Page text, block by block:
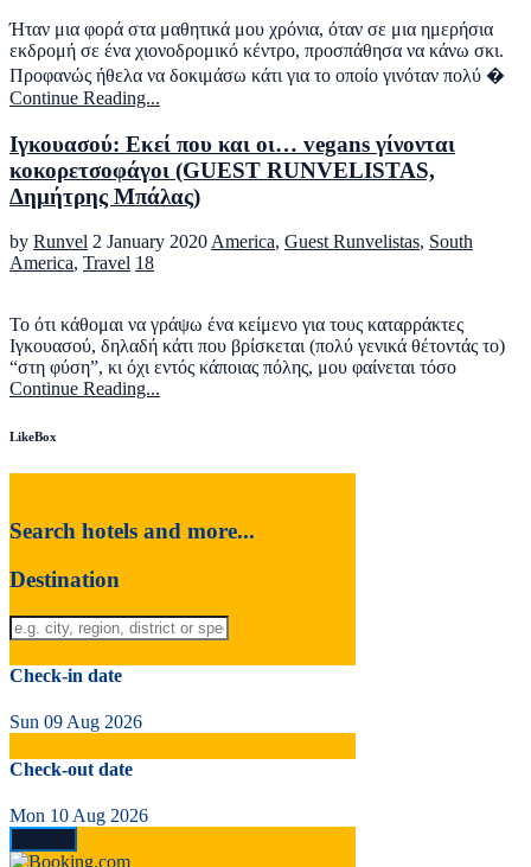
Ήταν μια φορά στα μαθητικά μου χρόνια, όταν σε μια ημερήσια
εκδρομή σε ένα χιονοδρομικό κέντρο, προσπάθησα να κάνω σκι.
Προφανώς ήθελα να δοκιμάσω κάτι για το οποίο γινόταν πολύ �
Continue Reading...
Ιγκουασού: Εκεί που και οι… vegans γίνονται
κοκορετσοφάγοι (GUEST RUNVELISTAS,
Δημήτρης Μπάλας)
by Runvel 2 January 2020America, Guest Runvelistas, South
America, Travel 18
Το ότι κάθομαι να γράψω ένα κείμενο για τους καταρράκτες
Ιγκουασού, δηλαδή κάτι που βρίσκεται (πολύ γενικά θέτοντάς το)
“στη φύση”, κι όχι εντός κάποιας πόλης, μου φαίνεται τόσο
Continue Reading...
LikeBox
Search hotels and more...
Destination
Check-in date
Sun 09 Aug 2026
Check-out date
Mon 10 Aug 2026